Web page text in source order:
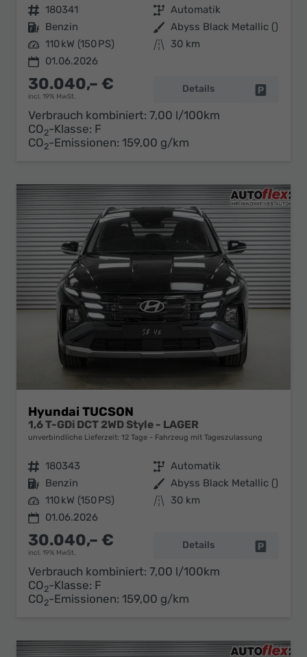
Fahrzeugnr. 180341 Getriebe Automatik
Kraftstoff Benzin Außenfarbe Abyss Black Metallic ()
Leistung 110 kW (150 PS) Kilometerstand
30 km
01.06.2026
30.040,– €
incl. 19% MwSt.
Details
Verbrauch kombiniert: 7,00 l/100km
CO2-Klasse: F
CO2-Emissionen: 159,00 g/km
Hyundai TUCSON
1,6 T-GDi DCT 2WD Style - LAGER
unverbindliche Lieferzeit: 12 Tage Fahrzeug mit Tageszulassung
Fahrzeugnr. 180343 Getriebe Automatik
Kraftstoff Benzin Außenfarbe Abyss Black Metallic ()
Leistung 110 kW (150 PS) Kilometerstand
30 km
01.06.2026
30.040,– €
incl. 19% MwSt.
Details
Verbrauch kombiniert: 7,00 l/100km
CO2-Klasse: F
CO2-Emissionen: 159,00 g/km